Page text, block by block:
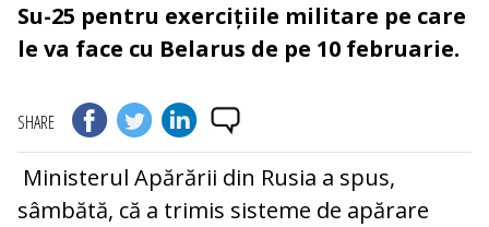
Su-25 pentru exercițiile militare pe care
le va face cu Belarus de pe 10 februarie.
SHARE
Ministerul Apărării din Rusia a spus,
sâmbătă, că a trimis sisteme de apărare